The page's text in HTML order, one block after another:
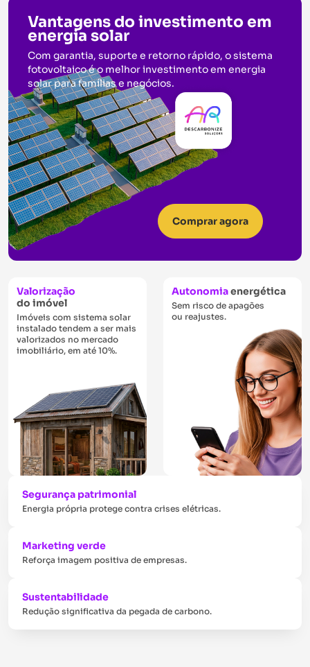
Vantagens do investimento em
energia solar
Com garantia, suporte e retorno rápido, o sistema
fotovoltaico é o melhor investimento em energia
solar para famílias e negócios.
Comprar agora
Valorização
do imóvel
Imóveis com sistema solar
instalado tendem a ser mais
valorizados no mercado
imobiliário, em até 10%.
Autonomiaenergética
Sem risco de apagões
ou reajustes.
Segurança patrimonial
Energia própria protege contra crises elétricas.
Marketing verde
Reforça imagem positiva de empresas.
Sustentabilidade
Redução significativa da pegada de carbono.